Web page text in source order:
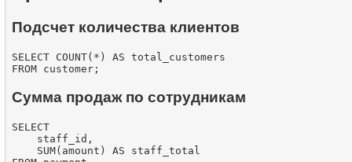
Подсчет количества клиентов
SELECT COUNT(*) AS total_customers
Сумма продаж по сотрудникам
SELECT
    staff_id,
    SUM(amount) AS staff_total